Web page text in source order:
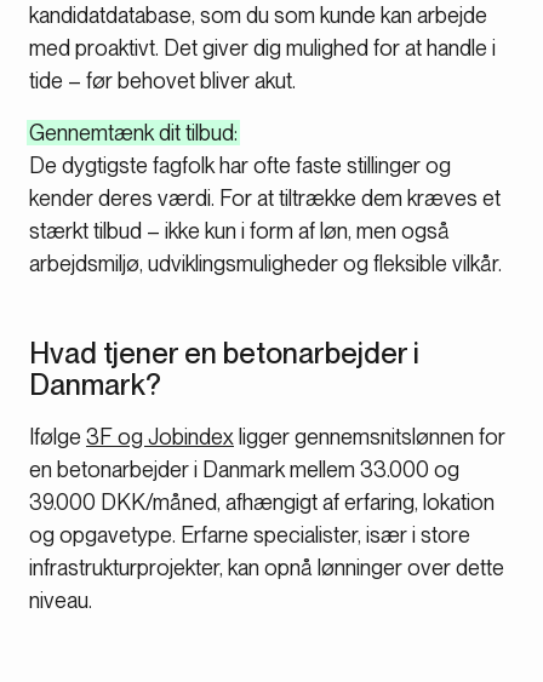
kandidatdatabase, som du som kunde kan arbejde
med proaktivt. Det giver dig mulighed for at handle i
tide – før behovet bliver akut.
Gennemtænk dit tilbud:
De dygtigste fagfolk har ofte faste stillinger og
kender deres værdi. For at tiltrække dem kræves et
stærkt tilbud – ikke kun i form af løn, men også
arbejdsmiljø, udviklingsmuligheder og fleksible vilkår.
Hvad tjener en betonarbejder i
Danmark?
Ifølge 3F og Jobindex ligger gennemsnitslønnen for
en betonarbejder i Danmark mellem 33.000 og
39.000 DKK/måned, afhængigt af erfaring, lokation
og opgavetype. Erfarne specialister, især i store
infrastrukturprojekter, kan opnå lønninger over dette
niveau.